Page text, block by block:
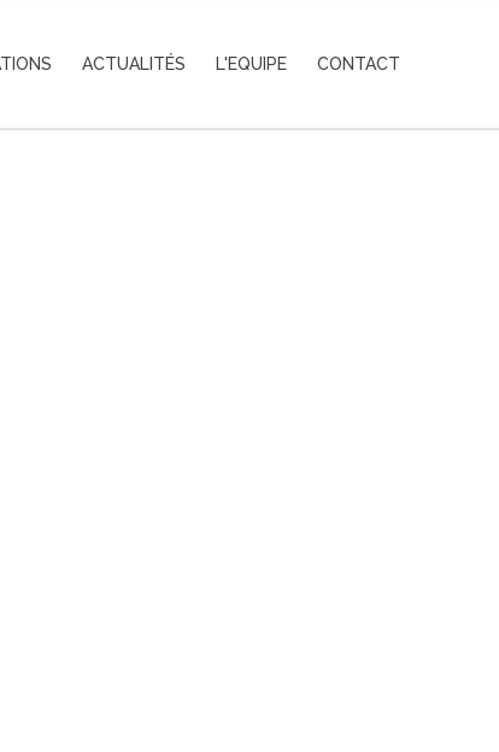
ACTUALITÉS L'EQUIPE CONTACT